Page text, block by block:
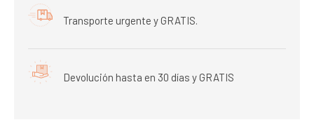
Transporte urgente y GRATIS.
Devolución hasta en 30 días y GRATIS